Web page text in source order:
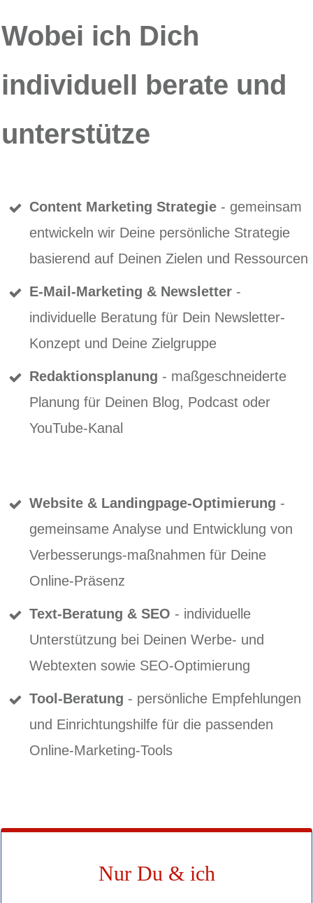
Wobei ich Dich
individuell berate und
unterstütze
Content Marketing Strategie - gemeinsam
entwickeln wir Deine persönliche Strategie
basierend auf Deinen Zielen und Ressourcen
E-Mail-Marketing & Newsletter -
individuelle Beratung für Dein Newsletter-
Konzept und Deine Zielgruppe
Redaktionsplanung - maßgeschneiderte
Planung für Deinen Blog, Podcast oder
YouTube-Kanal
Website & Landingpage-Optimierung -
gemeinsame Analyse und Entwicklung von
Verbesserungs-maßnahmen für Deine
Online-Präsenz
Text-Beratung & SEO - individuelle
Unterstützung bei Deinen Werbe- und
Webtexten sowie SEO-Optimierung
Tool-Beratung - persönliche Empfehlungen
und Einrichtungshilfe für die passenden
Online-Marketing-Tools
Nur Du & ich